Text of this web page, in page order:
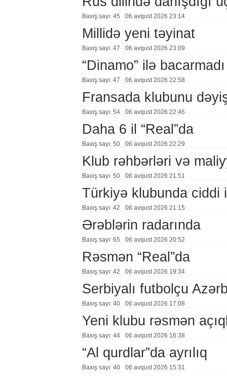
Baxış sayı: 45 06 avqust 2026 23:14
Millidə yeni təyinat
Baxış sayı: 47 06 avqust 2026 23:09
“Dinamo” ilə bacarmadı
Baxış sayı: 47 06 avqust 2026 22:58
Fransada klubunu
Baxış sayı: 54 06 avqust 2026 22:46
Daha 6 il “Real”da
Baxış sayı: 50 06 avqust 2026 22:29
Klub rəhbərləri və
Baxış sayı: 50 06 avqust 2026 21:51
Türkiyə klubunda ciddi
Baxış sayı: 42 06 avqust 2026 21:15
Ərəblərin radarında
Baxış sayı: 65 06 avqust 2026 20:52
Rəsmən “Real”da
Baxış sayı: 42 06 avqust 2026 19:34
Serbiyalı futbolçu
Baxış sayı: 40 06 avqust 2026 17:08
Yeni klubu rəsmən
Baxış sayı: 44 06 avqust 2026 16:38
“Al qurdlar”da ayrılıq
Baxış sayı: 40 06 avqust 2026 15:31